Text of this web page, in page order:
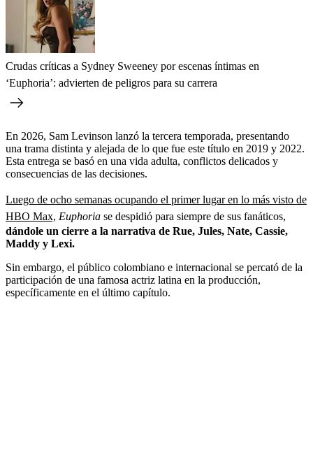
Crudas críticas a Sydney Sweeney por escenas íntimas en
‘Euphoria’: advierten de peligros para su carrera
En 2026, Sam Levinson lanzó la tercera temporada, presentando
una trama distinta y alejada de lo que fue este título en 2019 y 2022.
Esta entrega se basó en una vida adulta, conflictos delicados y
consecuencias de las decisiones.
Luego de ocho semanas ocupando el primer lugar en lo más visto de
HBO Max, Euphoria se despidió para siempre de sus fanáticos,
dándole un cierre a la narrativa de Rue, Jules, Nate, Cassie,
Maddy y Lexi.
Sin embargo, el público colombiano e internacional se percató de la
participación de una famosa actriz latina en la producción,
específicamente en el último capítulo.